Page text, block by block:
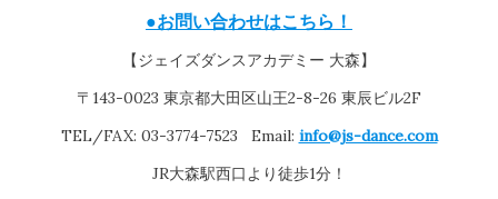
●お問い合わせはこちら！
【ジェイズダンスアカデミー 大森】
〒143-0023 東京都大田区山王2-8-26 東辰ビル2F
TEL/FAX: 03-3774-7523 Email: info@js-dance.com
JR大森駅西口より徒歩1分！